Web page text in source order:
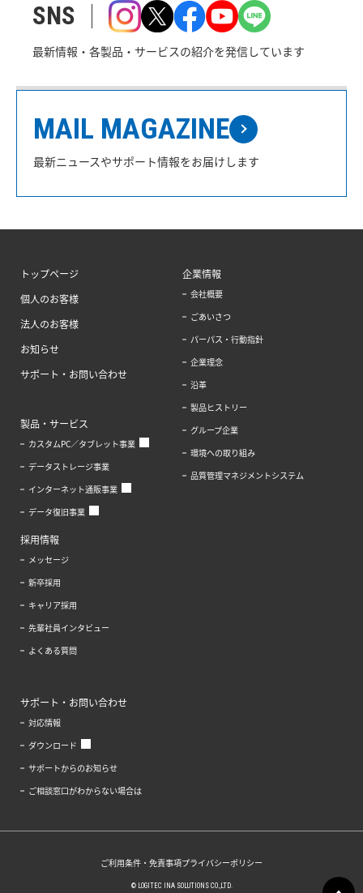
SNS
最新情報・各製品・サービスの紹介を発信しています
MAIL MAGAZINE
最新ニュースやサポート情報をお届けします
トップページ
個人のお客様
法人のお客様
お知らせ
サポート・お問い合わせ
製品・サービス
カスタムPC／タブレット事業
データストレージ事業
インターネット通販事業
データ復旧事業
企業情報
会社概要
ごあいさつ
パーパス・行動指針
企業理念
沿革
製品ヒストリー
グループ企業
環境への取り組み
品質管理マネジメントシステム
採用情報
メッセージ
新卒採用
キャリア採用
先輩社員インタビュー
よくある質問
サポート・お問い合わせ
対応情報
ダウンロード
サポートからのお知らせ
ご相談窓口がわからない場合は
ご利用条件・免責事項プライバシーポリシー
© LOGITEC INA SOLUTIONS CO.,LTD.